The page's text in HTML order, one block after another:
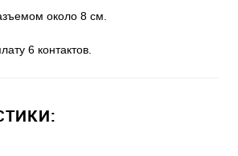
около 8 см.
6 контактов.